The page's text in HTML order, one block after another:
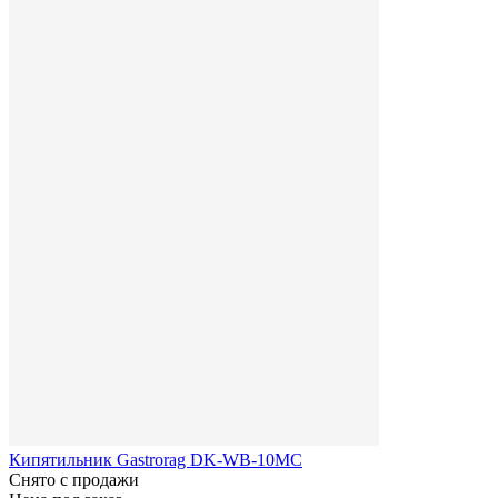
Кипятильник Gastrorag DK-WB-10MC
Снято с продажи